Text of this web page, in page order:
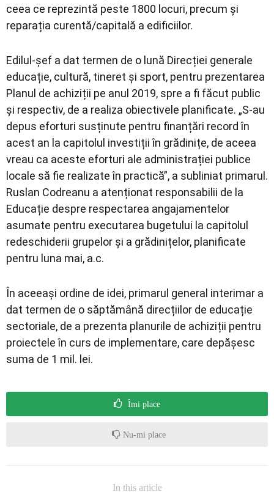
ceea ce reprezintă peste 1800 locuri, precum și
reparația curentă/capitală a edificiilor.
Edilul-șef a dat termen de o lună Direcției generale
educație, cultură, tineret și sport, pentru prezentarea
Planul de achiziții pe anul 2019, spre a fi făcut public
și respectiv, de a realiza obiectivele planificate. „S-au
depus eforturi susținute pentru finanțări record în
acest an la capitolul investiții în grădinițe, de aceea
vreau ca aceste eforturi ale administrației publice
locale să fie realizate în practică”, a subliniat primarul.
Ruslan Codreanu a atenționat responsabilii de la
Educație despre respectarea angajamentelor
asumate pentru executarea bugetului la capitolul
redeschiderii grupelor și a grădinițelor, planificate
pentru luna mai, a.c.
În aceeași ordine de idei, primarul general interimar a
dat termen de o săptămână direcțiilor de educație
sectoriale, de a prezenta planurile de achiziții pentru
proiectele în curs de implementare, care depășesc
suma de 1 mil. lei.
Îmi place
Nu-mi place
In this article